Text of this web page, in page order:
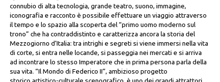
connubio di alta tecnologia, grande teatro, suono, immagine,
iconografia e racconto è possibile effettuare un viaggio attraverso
il tempo e lo spazio alla scoperta del “primo uomo moderno sul
trono” che ha contraddistinto e caratterizza ancora la storia del
Mezzogiorno d’Italia: tra intrighi e segreti si viene immersi nella vita
di corte, si entra nelle locande, si passeggia nei mercati e si arriva
ad incontrare lo stesso Imperatore che in prima persona parla della
sua vita. “Il Mondo di Federico II”, ambizioso progetto
storico.artistico-culturale scenografico, è uno dei grandi attrattori